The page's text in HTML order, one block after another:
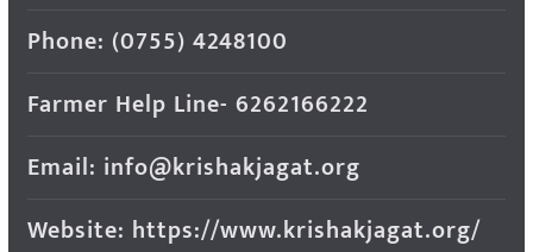
Phone: (0755) 4248100
Farmer Help Line- 6262166222
Email: info@krishakjagat.org
Website: https://www.krishakjagat.org/